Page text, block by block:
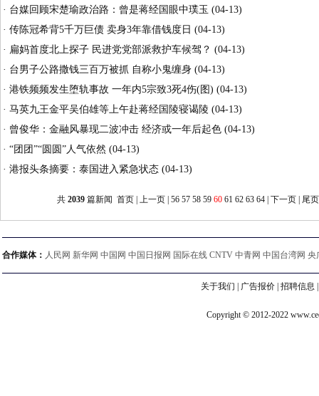
· 台媒回顾宋楚瑜政治路：曾是蒋经国眼中璞玉 (04-13)
· 传陈冠希背5千万巨债 卖身3年靠借钱度日 (04-13)
· 扁妈首度北上探子 民进党党部派救护车候驾？ (04-13)
· 台男子公路撒钱三百万被抓 自称小鬼缠身 (04-13)
· 港铁频频发生堕轨事故 一年内5宗致3死4伤(图) (04-13)
· 马英九王金平吴伯雄等上午赴蒋经国陵寝谒陵 (04-13)
· 曾俊华：金融风暴现二波冲击 经济或一年后起色 (04-13)
· “团团”“圆圆”人气依然 (04-13)
· 港报头条摘要：泰国进入紧急状态 (04-13)
共 2039 篇新闻 首页 上一页 56 57 58 59 60 61 62 63 64 下一页 尾
合作媒体： 人民网 新华网 中国网 中国日报网 国际在线 CNTV 中青网 中国台湾网
关于我们 广告报价 招聘信息
Copyright © 2012-2022